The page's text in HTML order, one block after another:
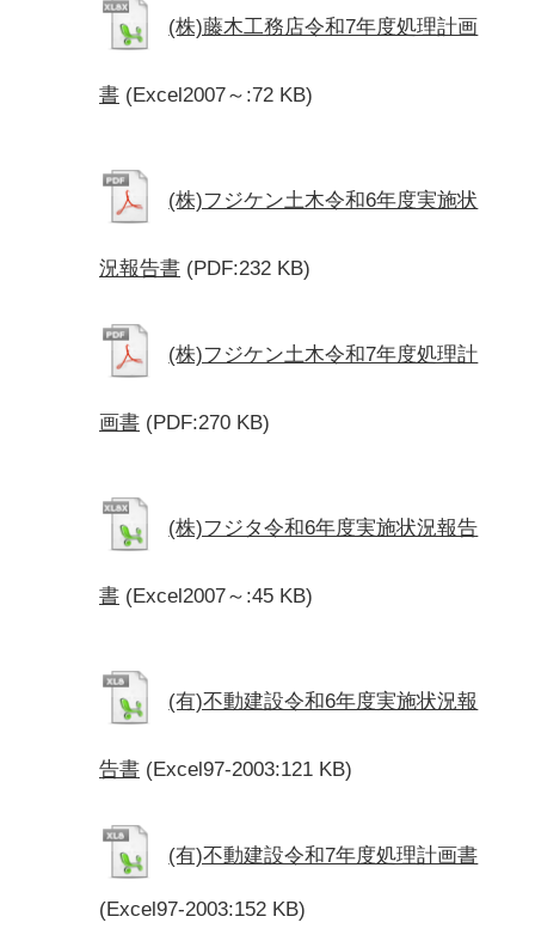
(株)藤木工務店令和7年度処理計画
書 (Excel2007～:72 KB)
(株)フジケン土木令和6年度実施状
況報告書 (PDF:232 KB)
(株)フジケン土木令和7年度処理計
画書 (PDF:270 KB)
(株)フジタ令和6年度実施状況報告
書 (Excel2007～:45 KB)
(有)不動建設令和6年度実施状況報
告書 (Excel97-2003:121 KB)
(有)不動建設令和7年度処理計画書
(Excel97-2003:152 KB)